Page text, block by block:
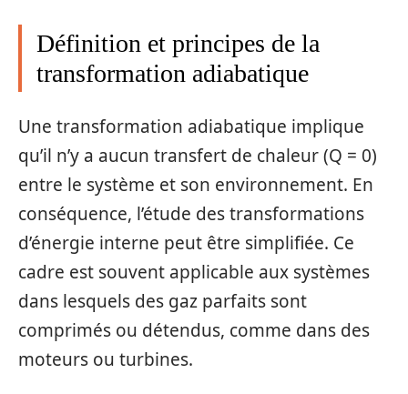
Définition et principes de la
transformation adiabatique
Une transformation adiabatique implique
qu’il n’y a aucun transfert de chaleur (Q = 0)
entre le système et son environnement. En
conséquence, l’étude des transformations
d’énergie interne peut être simplifiée. Ce
cadre est souvent applicable aux systèmes
dans lesquels des gaz parfaits sont
comprimés ou détendus, comme dans des
moteurs ou turbines.